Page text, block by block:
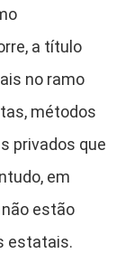
a título
no ramo
métodos
privados que
em
estão
estatais.